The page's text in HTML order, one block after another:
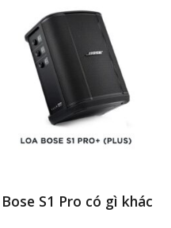
S1 Pro có gì khác